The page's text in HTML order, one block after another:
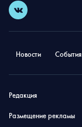
Новости События
Редакция
Размещение рекламы